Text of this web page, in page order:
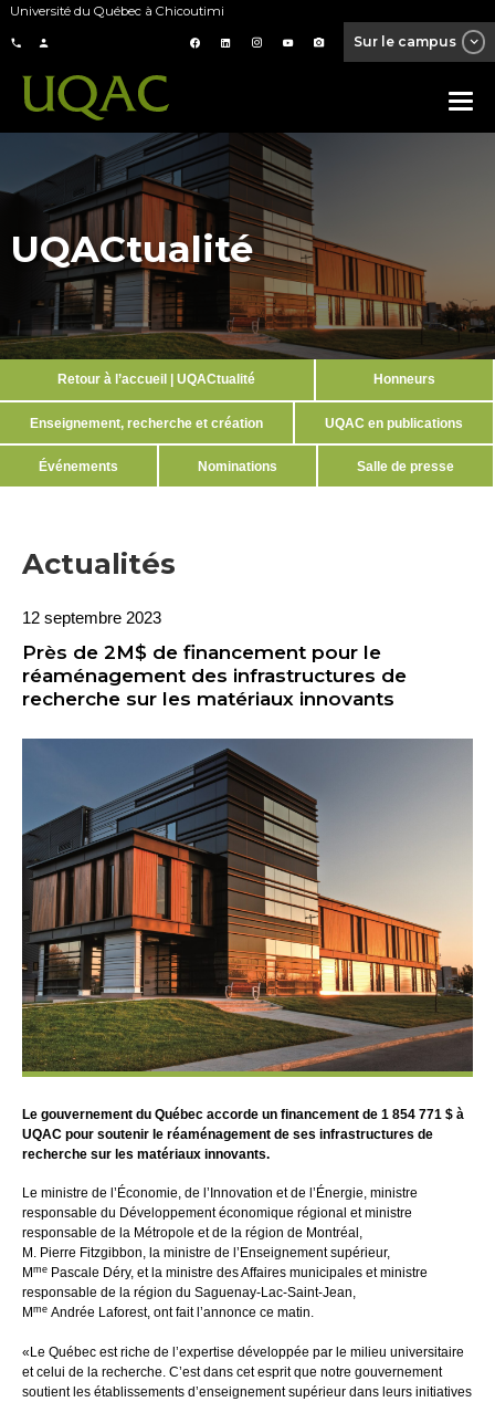
Université du Québec à Chicoutimi
Sur le campus
UQACtualité
Retour à l’accueil | UQACtualité Honneurs
Enseignement, recherche et création UQAC en publications
Événements Nominations Salle de presse
Actualités
12 septembre 2023
Près de 2M$ de financement pour le
réaménagement des infrastructures de
recherche sur les matériaux innovants
Le gouvernement du Québec accorde un financement de 1 854 771 $ à
UQAC pour soutenir le réaménagement de ses infrastructures de
recherche sur les matériaux innovants.
Le ministre de l’Économie, de l’Innovation et de l’Énergie, ministre
responsable du Développement économique régional et ministre
responsable de la Métropole et de la région de Montréal,
M. Pierre Fitzgibbon, la ministre de l’Enseignement supérieur,
M me Pascale Déry, et la ministre des Affaires municipales et ministre
responsable de la région du Saguenay-Lac-Saint-Jean,
M me Andrée Laforest, ont fait l’annonce ce matin.
«Le Québec est riche de l’expertise développée par le milieu universitaire
et celui de la recherche. C’est dans cet esprit que notre gouvernement
soutient les établissements d’enseignement supérieur dans leurs initiatives